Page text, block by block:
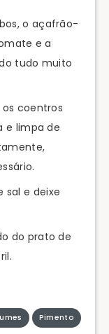
o açafrão-
e a
tudo muito
coentros
e limpa de
sal e deixe
do prato de
Pimento